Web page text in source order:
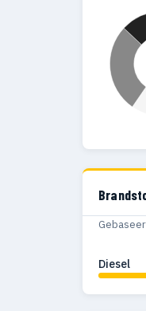
Diesel